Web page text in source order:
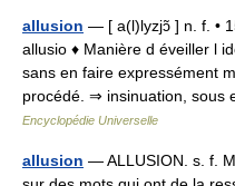
allusion — [ a(l)lyzjɔ̃ ] n. f. •
allusio ♦ Manière d éveiller l
sans en faire expressément
procédé. ⇒ insinuation, sous
Encyclopédie Universelle
allusion — ALLUSION. s. f.